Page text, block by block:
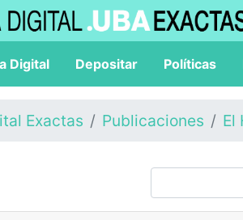
Digital Depositar Políticas
Exactas Publicaciones El